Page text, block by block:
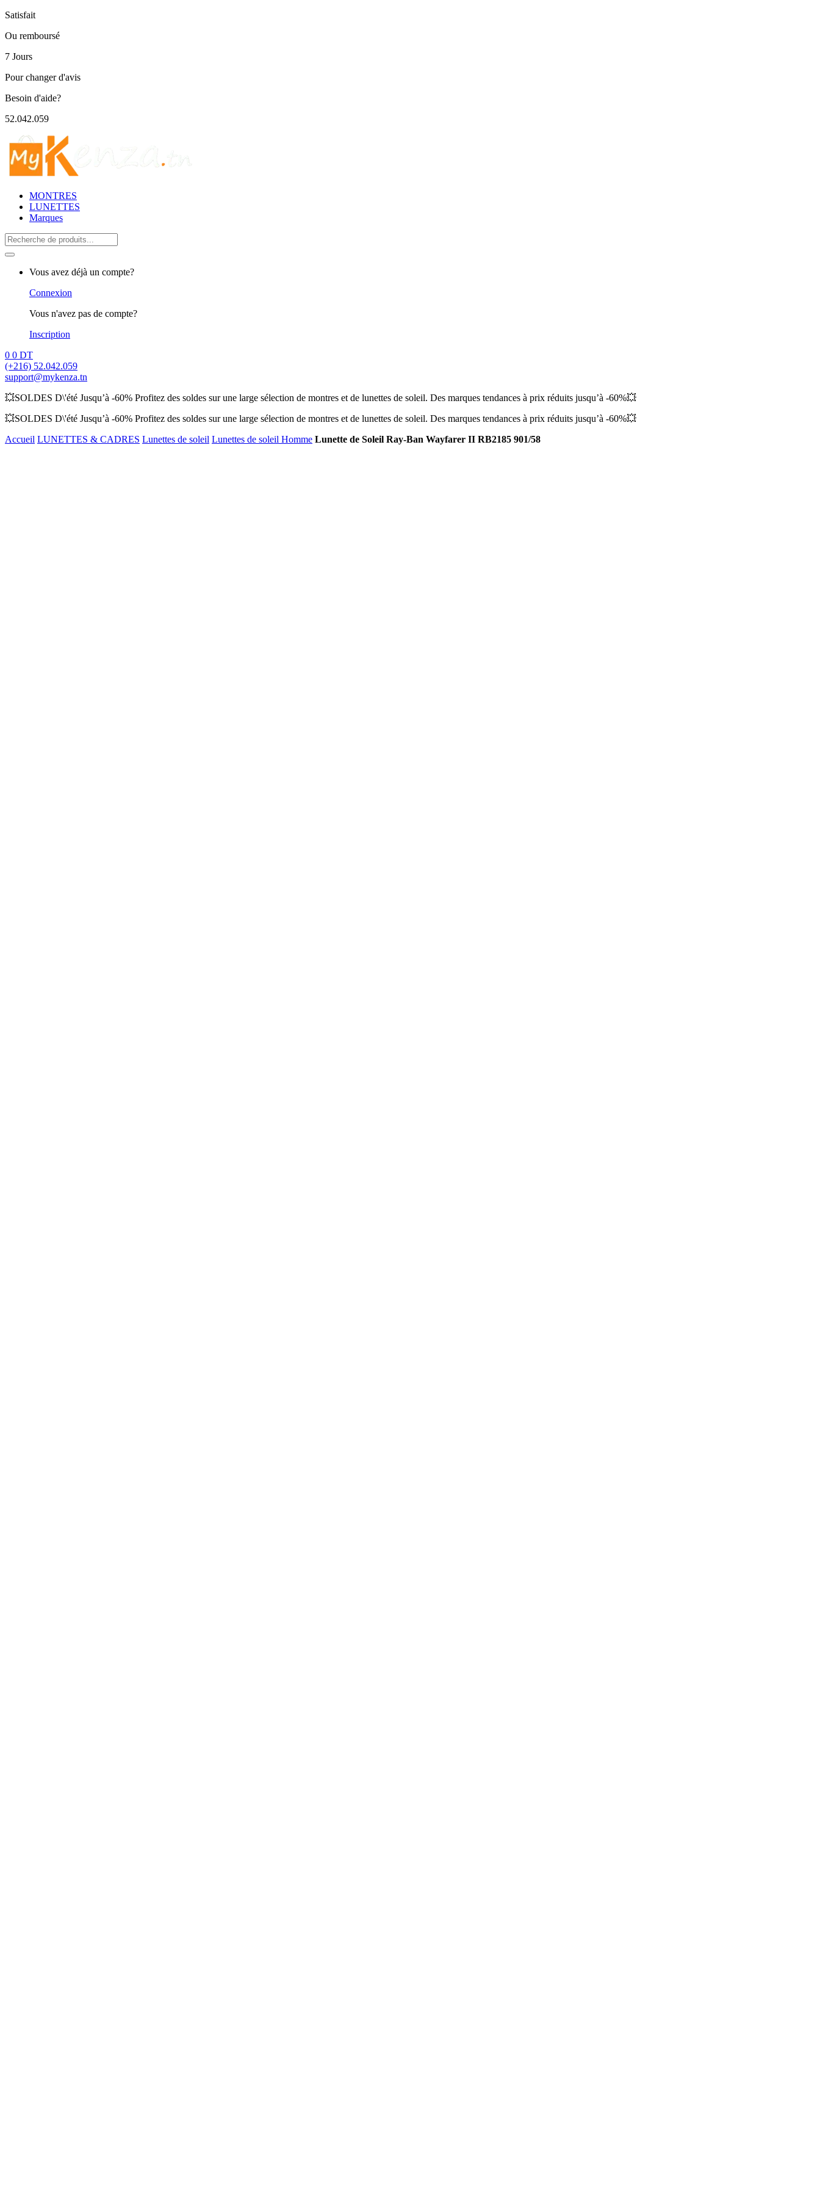
Satisfait
Ou remboursé
7 Jours
Pour changer d'avis
Besoin d'aide?
52.042.059
MONTRES
LUNETTES
Marques
Search
for:
Vous avez déjà un compte?
Connexion
Vous n'avez pas de compte?
Inscription
0 0 DT
(+216) 52.042.059
support@mykenza.tn
💥SOLDES D\'été Jusqu’à -60% Profitez des soldes sur une large sélection de montres et de lunettes de soleil. Des marques tendances à prix réduits jusqu’à -60%💥
💥SOLDES D\'été Jusqu’à -60% Profitez des soldes sur une large sélection de montres et de lunettes de soleil. Des marques tendances à prix réduits jusqu’à -60%💥
Accueil LUNETTES & CADRES Lunettes de soleil Lunettes de soleil Homme Lunette de Soleil Ray-Ban Wayfarer II RB2185 901/58